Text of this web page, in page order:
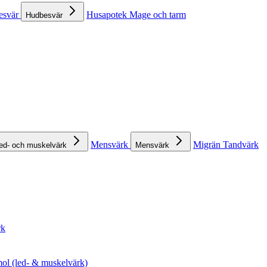
Hudbesvär Husapotek Mage och tarm
och muskelvärk Mensvärk Mensvärk Migrän Tandvärk
(led- & muskelvärk)